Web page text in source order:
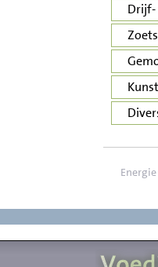
Drijf-
Energie